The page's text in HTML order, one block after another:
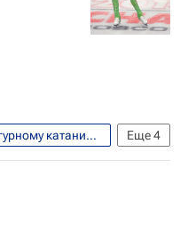
Еще4
Чемпионат Европы-2018 по фигурному катанию, Москва, 15-21 января